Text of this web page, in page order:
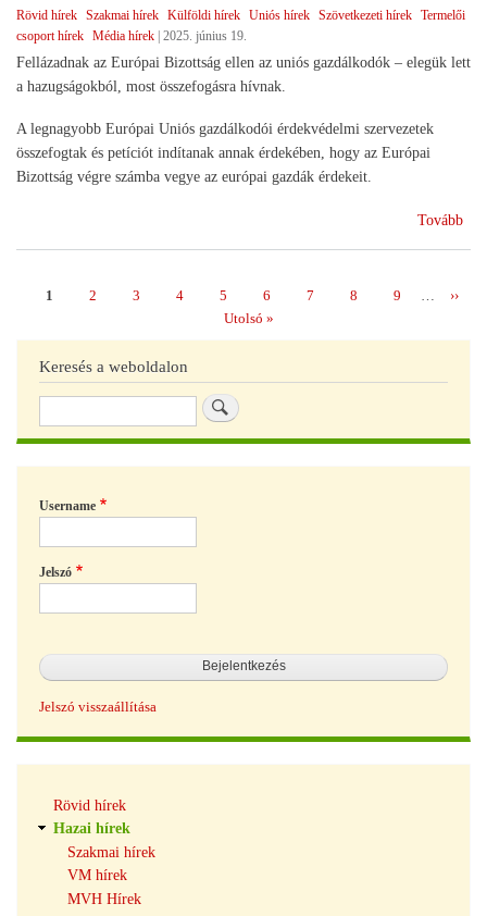
Rövid hírek Szakmai hírek Külföldi hírek Uniós hírek Szövetkezeti hírek Termelői
csoport hírek Média hírek | 2025. június 19.
Fellázadnak az Európai Bizottság ellen az uniós gazdálkodók – elegük lett
a hazugságokból, most összefogásra hívnak.
A legnagyobb Európai Uniós gazdálkodói érdekvédelmi szervezetek
összefogtak és petíciót indítanak annak érdekében, hogy az Európai
Bizottság végre számba vegye az európai gazdák érdekeit.
Tovább
Page
1 Page
2 Page
3 Page
4 Page
5 Page
6 Page
7 Page
8 Page
9 …
››
Utolsó
oldal
Utolsó »
Keresés a weboldalon
Username
Jelszó
Jelszó visszaállítása
navigáció
Rövid hírek
Hazai hírek
Szakmai hírek
VM hírek
MVH Hírek